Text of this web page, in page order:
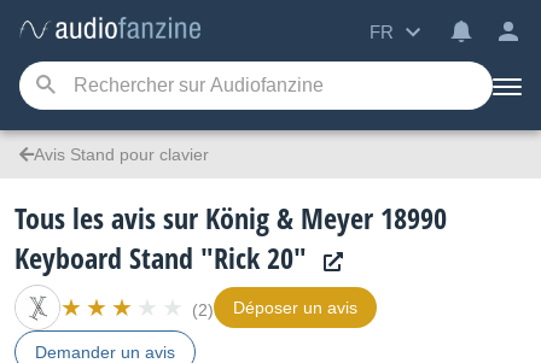
FR
Avis Stand pour clavier
Tous les avis sur König & Meyer 18990
Keyboard Stand "Rick 20"
(2) Déposer un avis
Demander un avis